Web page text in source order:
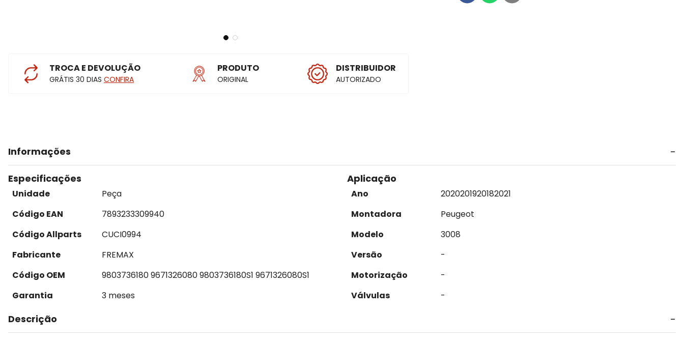
TROCA E DEVOLUÇÃO
GRÁTIS 30 DIAS CONFIRA
PRODUTO
ORIGINAL
DISTRIBUIDOR
AUTORIZADO
Informações
Especificações
Unidade
Peça
Código EAN
7893233309940
Código Allparts
CUCI0994
Fabricante
FREMAX
Código OEM
9803736180 9671326080 9803736180S1 9671326080S1
Garantia
3 meses
Aplicação
Ano 2020201920182021
Montadora
Peugeot
Modelo
3008
Versão
-
Motorização
-
Válvulas
-
Descrição